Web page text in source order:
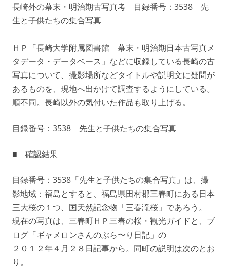
長崎外の幕末・明治期古写真考 目録番号：3538 先
生と子供たちの集合写真
ＨＰ「長崎大学附属図書館 幕末・明治期日本古写真メ
タデータ・データベース」などに収録している長崎の古
写真について、撮影場所などタイトルや説明文に疑問が
あるものを、現地へ出かけて調査するようにしている。
順不同。長崎以外の気付いた作品も取り上げる。
目録番号：3538 先生と子供たちの集合写真
■ 確認結果
目録番号：3538「先生と子供たちの集合写真」は、撮
影地域：福島とすると、福島県田村郡三春町にある日本
三大桜の１つ、国天然記念物「三春滝桜」であろう。
現在の写真は、三春町ＨＰ三春の桜・観光ガイドと、ブ
ログ「ギャメロンさんのぶら〜り日記」の
２０１２年４月２８日記事から。同町の説明は次のとお
り。